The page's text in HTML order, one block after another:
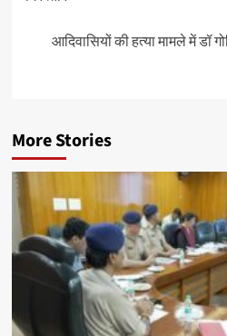
आदिवासियों की हत्या मामले में डॉ
More Stories